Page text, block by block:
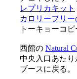
レプリカキット
カロリーフリー
トーキョーコ
西館の Natural
中央入口あた
ブースに戻る。